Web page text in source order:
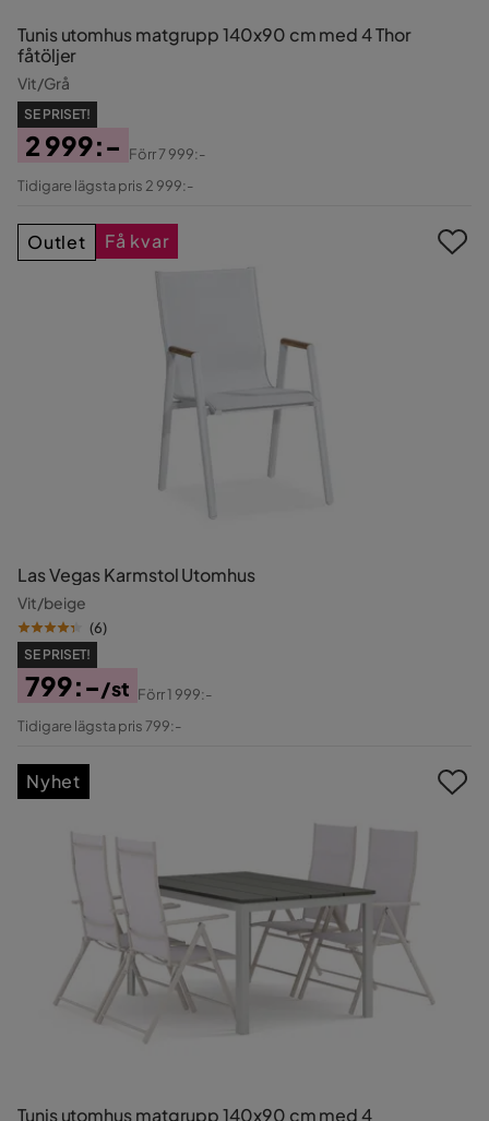
Tunis utomhus matgrupp 140x90 cm med 4 Thor
fåtöljer
Vit/Grå
SE PRISET!
Pris
2 999:-
Original
Förr7 999:-
Tidigare lägsta pris 2 999:-
Las Vegas Karmstol Utomhus
Vit/beige
(6)
SE PRISET!
Pris
799:-/st
Original
Förr1 999:-
Tidigare lägsta pris 799:-
Outlet Få kvar
Tunis utomhus matgrupp 140x90 cm med 4
Nyhet